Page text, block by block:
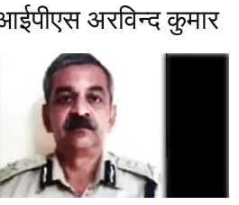
अरविन्द कुमार